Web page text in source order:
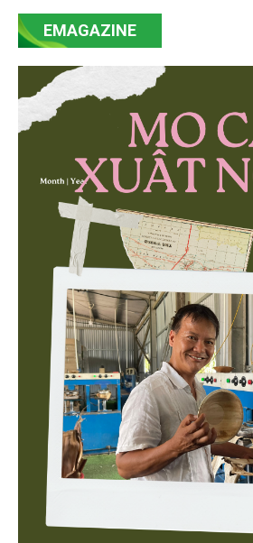
mạnh mẽ, thúc đẩy quá trình cải
minh bạch hóa chuỗi cung ứng
then chốt là nông nghiệp và môi
EMAGAZINE